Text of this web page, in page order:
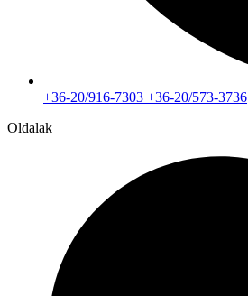
+36-20/916-7303 +36-20/573-3736
Oldalak